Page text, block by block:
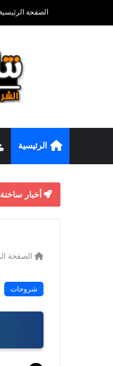
الصفحة
الرئيسية
أخبار ساخنة
الصفحة
شروحات